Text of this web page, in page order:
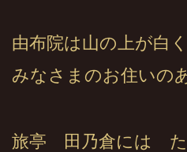
由布院は山の上が白
みなさまのお住いの
旅亭 田乃倉には た